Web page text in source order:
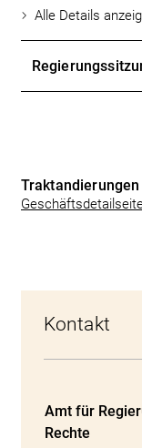
Alle Details
Kontakt
Amt für
Rechte